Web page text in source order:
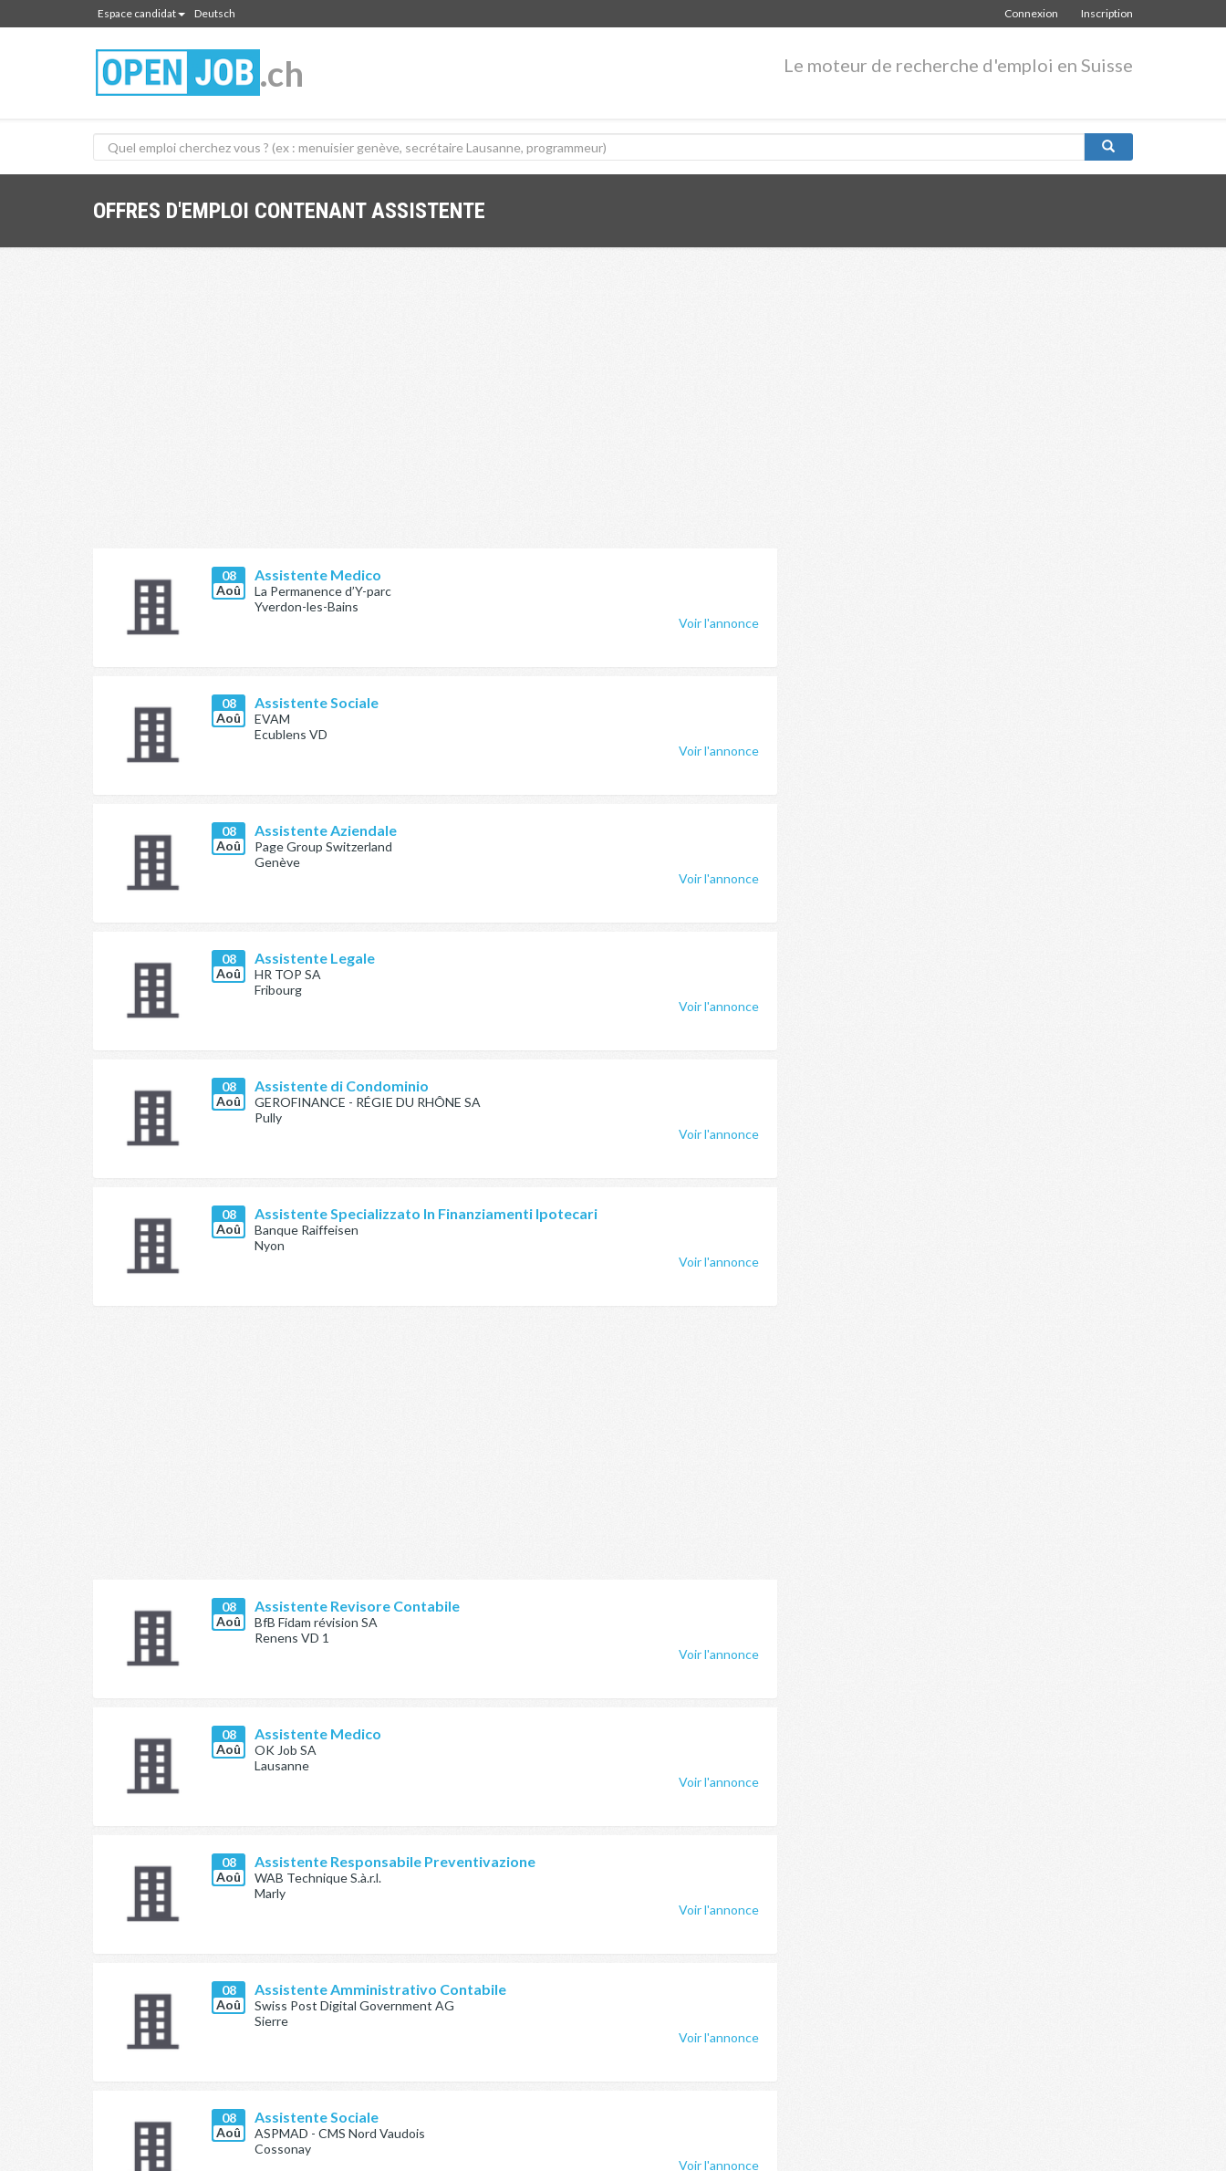
Espace candidat Deutsch Inscription
Connexion
.ch Le moteur de recherche d'emploi en Suisse
OFFRES D'EMPLOI CONTENANT ASSISTENTE
08
Aoû
Assistente Medico
La Permanence d’Y-parc
Yverdon-les-Bains
Voir l'annonce
08
Aoû
Assistente Sociale
EVAM
Ecublens VD
Voir l'annonce
08
Aoû
Assistente Aziendale
Page Group Switzerland
Genève
Voir l'annonce
08
Aoû
Assistente Legale
HR TOP SA
Fribourg
Voir l'annonce
08
Aoû
Assistente di Condominio
GEROFINANCE - RÉGIE DU RHÔNE SA
Pully
Voir l'annonce
08
Aoû
Assistente Specializzato In Finanziamenti Ipotecari
Banque Raiffeisen
Nyon
Voir l'annonce
08
Aoû
Assistente Revisore Contabile
BfB Fidam révision SA
Renens VD 1
Voir l'annonce
08
Aoû
Assistente Medico
OK Job SA
Lausanne
Voir l'annonce
08
Aoû
Assistente Responsabile Preventivazione
WAB Technique S.à.r.l.
Marly
Voir l'annonce
08
Aoû
Assistente Amministrativo Contabile
Swiss Post Digital Government AG
Sierre
Voir l'annonce
08
Aoû
Assistente Sociale
ASPMAD - CMS Nord Vaudois
Cossonay
Voir l'annonce